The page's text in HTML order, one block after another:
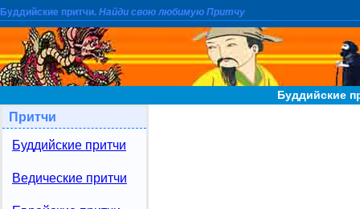
Буддийские притчи. Найди свою любимую Притчу
Буддийские
Притчи
Буддийские притчи
Ведические притчи